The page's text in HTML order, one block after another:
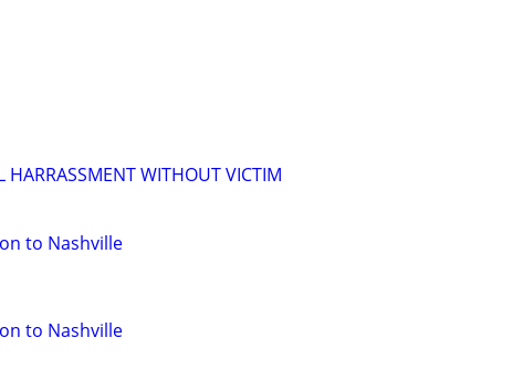
HARRASSMENT WITHOUT VICTIM
to Nashville
to Nashville